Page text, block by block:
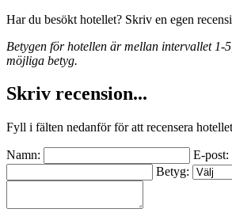
Har du besökt hotellet? Skriv en egen
Betygen för hotellen är mellan intervallet 1-
möjliga betyg.
Skriv recension...
Fyll i fälten nedanför för att recensera
Namn:
E-post:
Betyg: